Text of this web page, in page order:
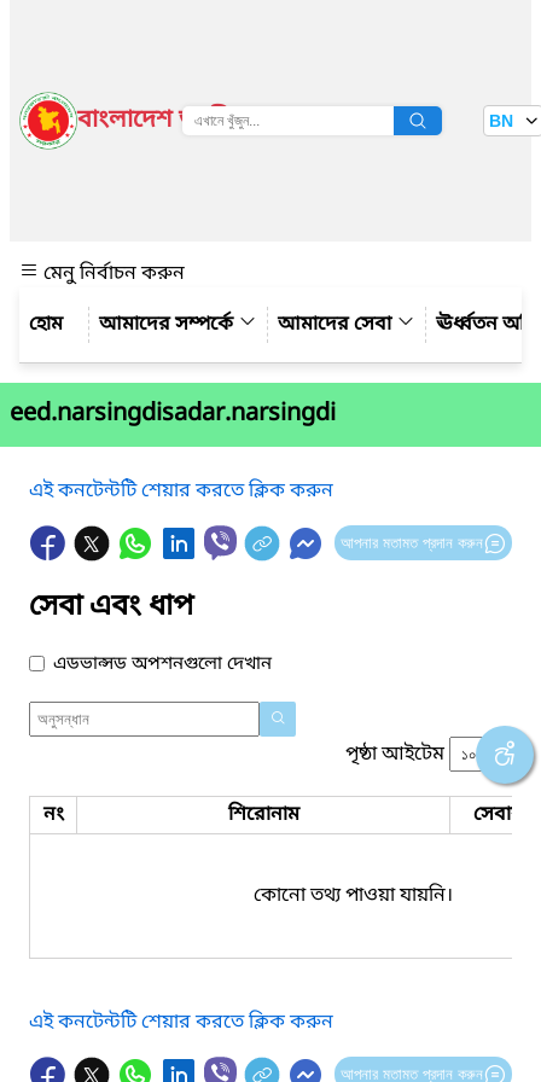
বাংলাদেশ জাতীয় তথ্য বাতায়ন BN
মেনু নির্বাচন করুন
আমাদের সম্পর্কে
আমাদের সেবা ঊর্ধ্বতন
eed.narsingdisadar.narsingdi
এই কনটেন্টটি শেয়ার করতে ক্লিক করুন
আপনার মতামত প্রদান করুন
সেবা এবং ধাপ
এডভান্সড অপশনগুলো দেখান
পৃষ্ঠা আইটেম
নং শিরোনাম সেবার
কোনো তথ্য পাওয়া যায়নি।
এই কনটেন্টটি শেয়ার করতে ক্লিক করুন
আপনার মতামত প্রদান করুন